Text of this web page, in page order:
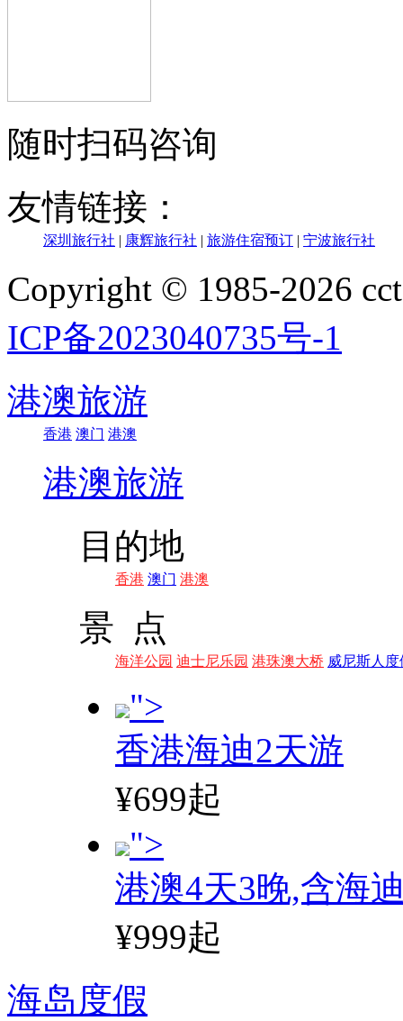
随时扫码咨询
友情链接：
深圳旅行社 | 康辉旅行社 | 旅游住宿预订 | 宁波旅行社
Copyright © 1985-2026
ICP备2023040735号-1
港澳旅游
香港 澳门 港澳
港澳旅游
目的地
香港 澳门 港澳
景 点
海洋公园 迪士尼乐园 港珠澳大桥 威尼斯人度
">
香港海迪2天游
¥699起
">
港澳4天3晚,含海
¥999起
海岛度假